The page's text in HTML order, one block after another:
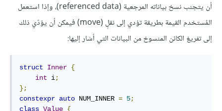
أن يتجنب نسخ بياناته المرجعية (referenced data)، وإذا استعمل
المُستخدم القيمة بطريقة تؤدي إلى نقلٍ (move) فيمكن أن يؤدّي ذلك
إلى تفريغ الكائن المنسوخ من البيانات التي أشار إليها:
struct Inner {
int i;
};
constexpr auto NUM_INNER = 5;
class Value {